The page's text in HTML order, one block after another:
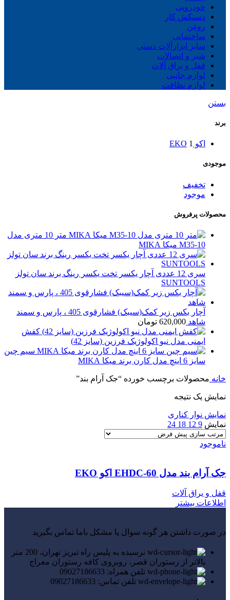
خودرویی
دستکش کار
روغن
ساختمانی
سایز ابزارآلات دستی
شیر و اتصالات
قفل و یراق آلات
لوازم جانبی
لوازم نظافت
بستن
برند
اکو EKO 1
موجودی
تخفیف
موجود
محصولات پرفروش
متر 10 متری مدل
M35-10 میکا MIKA
سری 12 عددی آچار یکسر تخت یکسر رینگ برند سان تولز
SUNTOOLS
آچار بکس زیر کمک(سیبک) فشارقوی 405 ، پارس و سمند
شاهد 620,000 تومان
کفش
ایمنی مدل نیو اکولوژیک فرزین (سایز 42)
سیم چین
سایز 6 اینچ مدل کارن برند میکا MIKA
خانه محصولات برچسب خورده “جک آرام بند”
نمایش یک نتیجه
نمایش نوار کناری
نمایش 9
12
18
24
ناموجود
جک آرام بند مدل EHDC-60 اکو EKO
قفل و یراق آلات
اطلاعات بیشتر
در صورت داشتن هر گونه سوال یا مشکل باما تماس بگیرید
نرسیده به پلیس راه تبریز تهران، 200 متر
بالاتر از رستوران قصر، روبروی کافه رستوران معراج
تلفن همراه: 09027186633
تلفن تماس: 09027186633